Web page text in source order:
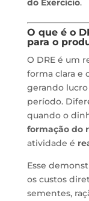
do Exercício.
O que é o
para o
O DRE é um
forma clara e
gerando
período.
quando o
formação do
atividade é
Esse
os custos
sementes,